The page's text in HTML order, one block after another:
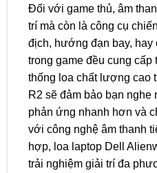
Đối với game thủ, âm
trí mà còn là công cụ
địch, hướng đạn bay, hay
trong game đều cung cấp
thống loa chất lượng cao
R2 sẽ đảm bảo bạn nghe
phản ứng nhanh hơn và
với công nghệ âm thanh
hợp, loa laptop Dell
trải nghiệm giải trí đa